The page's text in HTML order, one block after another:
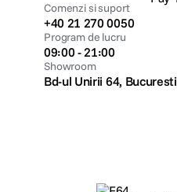
Comenzi si suport
+40 21 270 0050
Program de lucru
09:00 - 21:00
Showroom
Bd-ul Unirii 64, Bucuresti